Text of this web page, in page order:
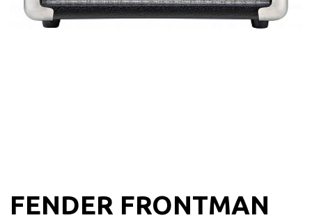
FENDER FRONTMAN